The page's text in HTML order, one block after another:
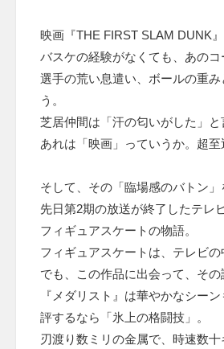
映画『THE FIRST SLAM DUNK』
バスケの経験がなくても、あの
選手の荒い息遣い、ボールの重
う。
芝居仲間は「汗の匂いがした」と
あれは「映画」っていうか。超
そして、その「臨場感のバトン
先日第2期の放送が終了したテレ
フィギュアスケートの物語。
フィギュアスケートは、テレビ
でも、この作品に出会って、そ
『メダリスト』は華やかなシーン
評するなら「氷上の格闘技」。
刃渡り数ミリの金属で、時速数